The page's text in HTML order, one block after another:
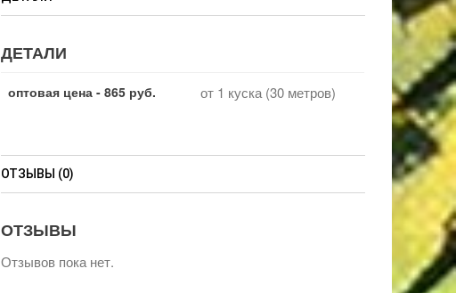
ДЕТАЛИ
оптовая цена - 865 руб. от 1 куска (30 метров)
ОТЗЫВЫ (0)
ОТЗЫВЫ
Отзывов пока нет.